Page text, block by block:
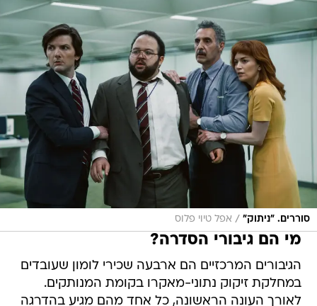
סוררים. "ניתוק" / אפל טיוי פלוס
מי הם גיבורי הסדרה?
הגיבורים המרכזיים הם ארבעה שכירי לומון שעובדים
במחלקת זיקוק נתוני-מאקרו בקומת המנותקים.
לאורך העונה הראשונה, כל אחד מהם מגיע בהדרגה